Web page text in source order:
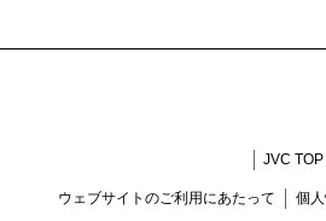
JVC TOP
ウェブサイトのご利用にあたって 個